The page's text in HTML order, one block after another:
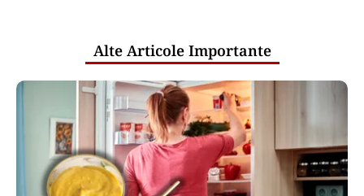
Alte Articole Importante